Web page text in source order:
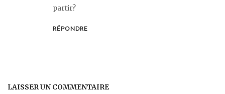
partir?
RÉPONDRE
LAISSER UN COMMENTAIRE